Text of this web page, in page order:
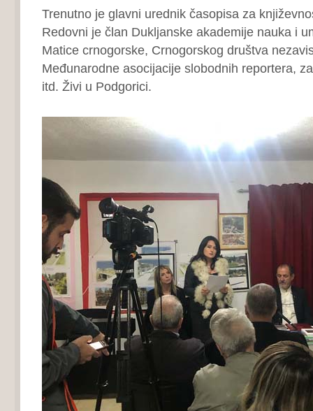
Trenutno je glavni urednik časopisa za
Redovni je član Dukljanske akademije nauka i
Matice crnogorske, Crnogorskog društva
Međunarodne asocijacije slobodnih reportera,
itd. Živi u Podgorici.